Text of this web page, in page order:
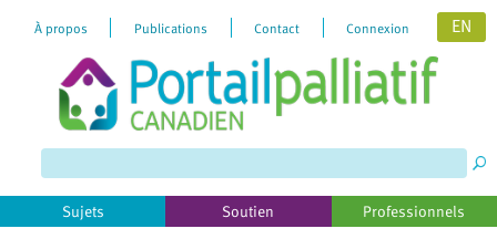
website
includes
an
À propos Publications Contact Connexion EN
Sujets Soutien Professionnels